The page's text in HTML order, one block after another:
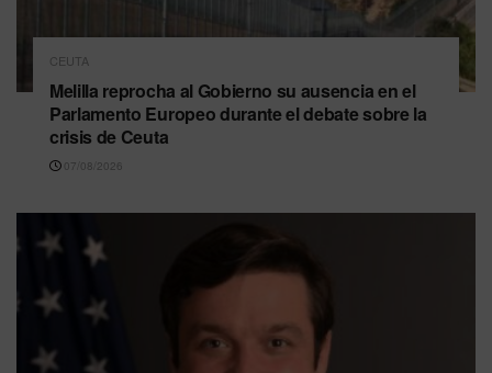
CEUTA
Melilla reprocha al Gobierno su ausencia en el
Parlamento Europeo durante el debate sobre la
crisis de Ceuta
07/08/2026